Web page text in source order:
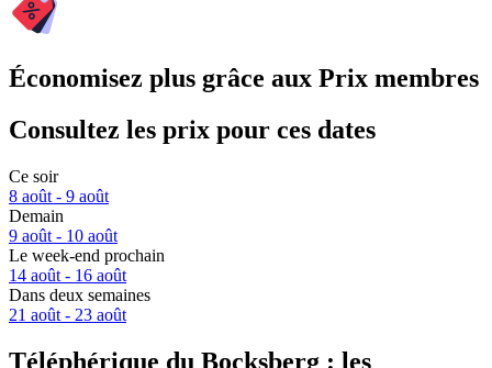
Économisez plus grâce aux Prix membres
Consultez les prix pour ces dates
Ce soir
8 août - 9 août
Demain
9 août - 10 août
Le week-end prochain
14 août - 16 août
Dans deux semaines
21 août - 23 août
Téléphérique du Bocksberg : les